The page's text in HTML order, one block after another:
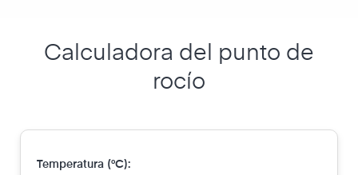
Calculadora del punto de
rocío
Temperatura (°C):